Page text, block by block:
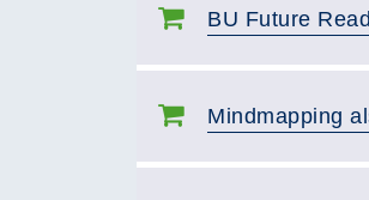
BU Future
Mindmapping